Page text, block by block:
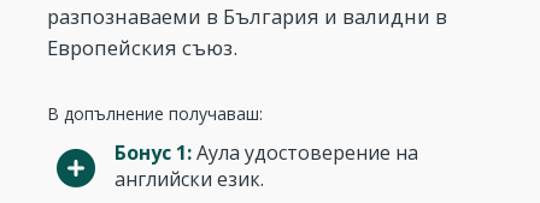
разпознаваеми в България и валидни в
Европейския съюз.
В допълнение получаваш:
Бонус 1:Аула удостоверение на
английски език.